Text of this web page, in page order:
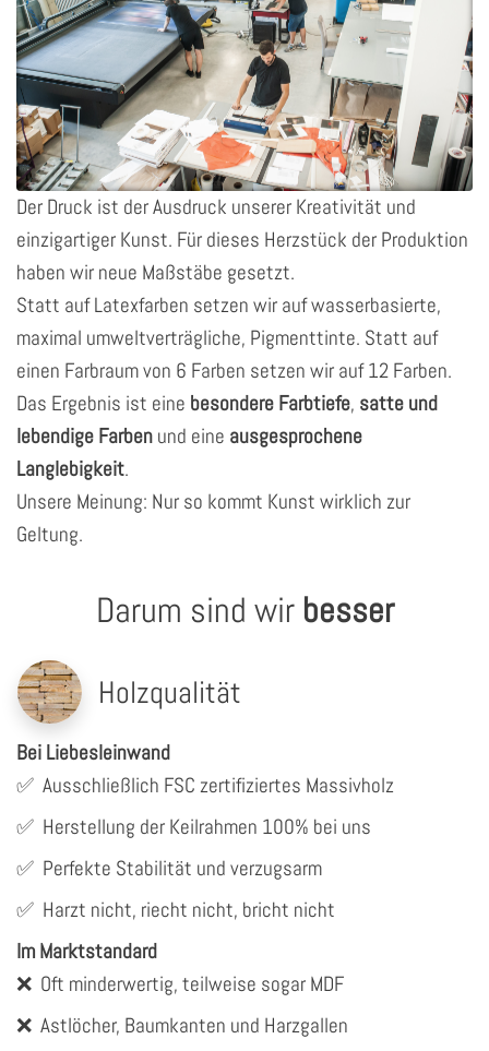
Der Druck ist der Ausdruck unserer Kreativität und
einzigartiger Kunst. Für dieses Herzstück der Produktion
haben wir neue Maßstäbe gesetzt.
Statt auf Latexfarben setzen wir auf wasserbasierte,
maximal umweltverträgliche, Pigmenttinte. Statt auf
einen Farbraum von 6 Farben setzen wir auf 12 Farben.
Das Ergebnis ist eine besondere Farbtiefe, satte und
lebendige Farben und eine ausgesprochene
Langlebigkeit.
Unsere Meinung: Nur so kommt Kunst wirklich zur
Geltung.
Darum sind wir besser
Holzqualität
Bei Liebesleinwand
✅ Ausschließlich FSC zertifiziertes Massivholz
✅ Herstellung der Keilrahmen 100% bei uns
✅ Perfekte Stabilität und verzugsarm
✅ Harzt nicht, riecht nicht, bricht nicht
Im Marktstandard
❌ Oft minderwertig, teilweise sogar MDF
❌ Astlöcher, Baumkanten und Harzgallen